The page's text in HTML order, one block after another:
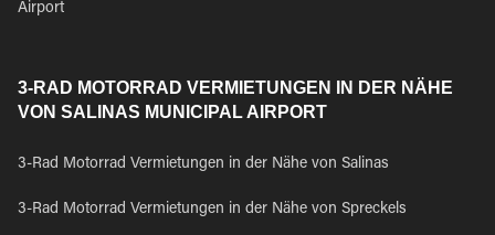
Airport
3-RAD MOTORRAD VERMIETUNGEN IN DER NÄHE
VON SALINAS MUNICIPAL AIRPORT
3-Rad Motorrad Vermietungen in der Nähe von Salinas
3-Rad Motorrad Vermietungen in der Nähe von Spreckels